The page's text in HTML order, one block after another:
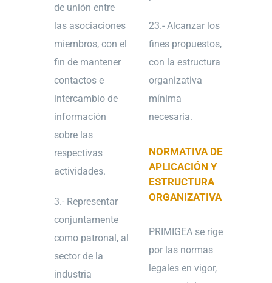
de unión entre
las asociaciones
miembros, con el
fin de mantener
contactos e
intercambio de
información
sobre las
respectivas
actividades.
3.- Representar
conjuntamente
como patronal, al
sector de la
industria
23.- Alcanzar los
fines propuestos,
con la estructura
organizativa
mínima
necesaria.
NORMATIVA DE
APLICACIÓN Y
ESTRUCTURA
ORGANIZATIVA
PRIMIGEA se rige
por las normas
legales en vigor,